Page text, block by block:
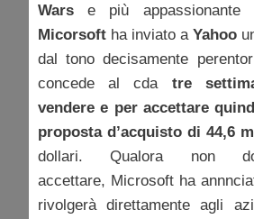
Wars e più appassionante
Micorsoft ha inviato a Yahoo
dal tono decisamente
concede al cda tre
vendere e per accettare
proposta d’acquisto di 44,6
dollari. Qualora non
accettare, Microsoft ha
rivolgerà direttamente agli